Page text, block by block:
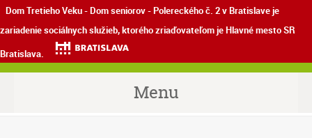
Dom Tretieho Veku - Dom seniorov - Polereckého č. 2 v Bratislave je
zariadenie sociálnych služieb, ktorého zriaďovateľom je Hlavné mesto SR
Bratislava.
Menu